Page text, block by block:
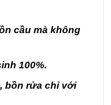
cầu mà không
100%.
bồn rửa chỉ với